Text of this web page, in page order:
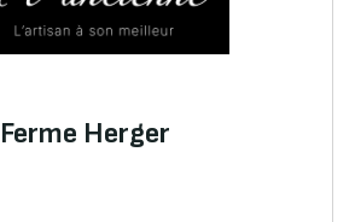
Ferme Herger